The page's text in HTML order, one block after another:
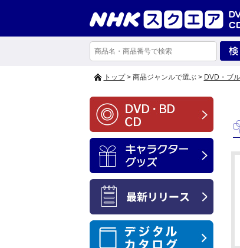
トップ> 商品ジャンルで選ぶ > DVD・ブ